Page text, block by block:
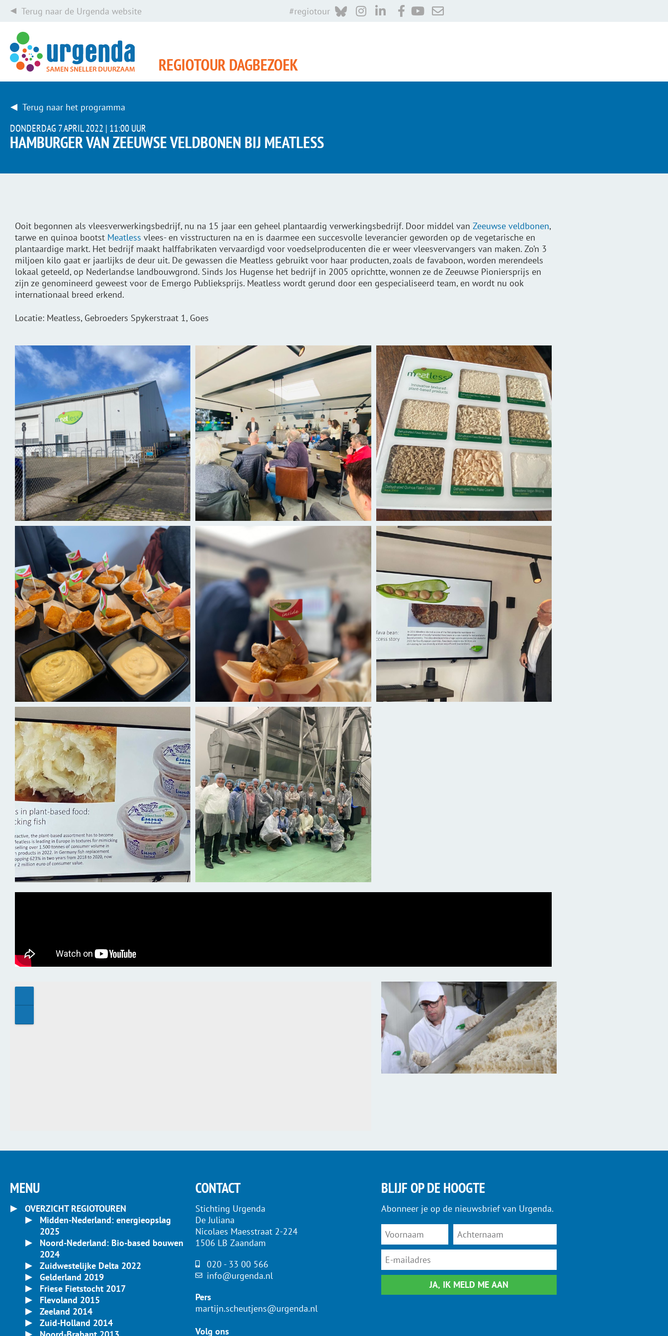
Terug naar de Urgenda website #regiotour
REGIOTOUR DAGBEZOEK
Terug naar het programma
DONDERDAG 7 APRIL 2022 | 11:00 UUR
HAMBURGER VAN ZEEUWSE VELDBONEN BIJ MEATLESS
Ooit begonnen als vleesverwerkingsbedrijf, nu na 15 jaar een geheel plantaardig verwerkingsbedrijf. Door middel van Zeeuwse veldbonen,
tarwe en quinoa bootst Meatless vlees- en visstructuren na en is daarmee een succesvolle leverancier geworden op de vegetarische en
plantaardige markt. Het bedrijf maakt halffabrikaten vervaardigd voor voedselproducenten die er weer vleesvervangers van maken. Zo’n 3
miljoen kilo gaat er jaarlijks de deur uit. De gewassen die Meatless gebruikt voor haar producten, zoals de favaboon, worden merendeels
lokaal geteeld, op Nederlandse landbouwgrond. Sinds Jos Hugense het bedrijf in 2005 oprichtte, wonnen ze de Zeeuwse Pioniersprijs en
zijn ze genomineerd geweest voor de Emergo Publieksprijs. Meatless wordt gerund door een gespecialiseerd team, en wordt nu ook
internationaal breed erkend.
Locatie: Meatless, Gebroeders Spykerstraat 1, Goes
MENU
OVERZICHT REGIOTOUREN
Midden-Nederland: energieopslag
2025
Noord-Nederland: Bio-based bouwen
2024
Zuidwestelijke Delta 2022
Gelderland 2019
Friese Fietstocht 2017
Flevoland 2015
Zeeland 2014
Zuid-Holland 2014
CONTACT
Stichting Urgenda
De Juliana
Nicolaes Maesstraat 2-224
1506 LB Zaandam
020 - 33 00 566
info@urgenda.nl
Pers
martijn.scheutjens@urgenda.nl
Volg ons
BLIJF OP DE HOOGTE
Abonneer je op de nieuwsbrief van Urgenda.
JA, IK MELD ME AAN